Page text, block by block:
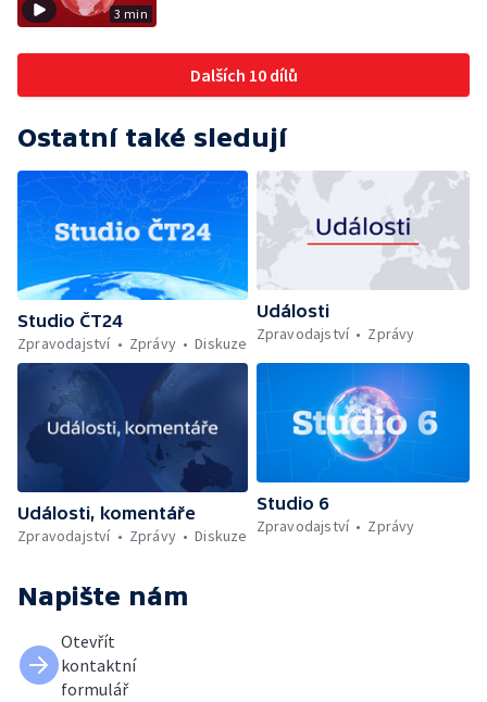
3 min
Dalších 10 dílů
Ostatní také sledují
Studio ČT24
Zpravodajství
Zprávy Diskuze
Události
Zpravodajství
Zprávy
Události, komentáře
Zpravodajství
Zprávy Diskuze
Studio 6
Zpravodajství
Zprávy
Napište nám
Otevřít
kontaktní
formulář